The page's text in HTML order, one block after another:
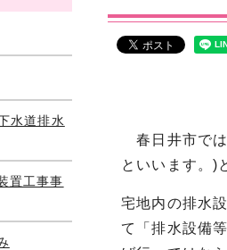
春日井市では
といいます。)
宅地内の排水
て「排水設備
水道排水
置工事事